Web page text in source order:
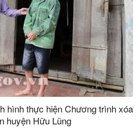
hình thực hiện Chương trình xóa
huyện Hữu Lũng